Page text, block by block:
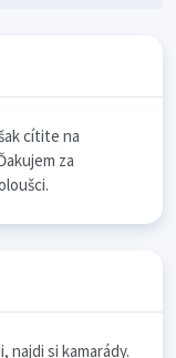
cítite na
za
najdi si kamarády.